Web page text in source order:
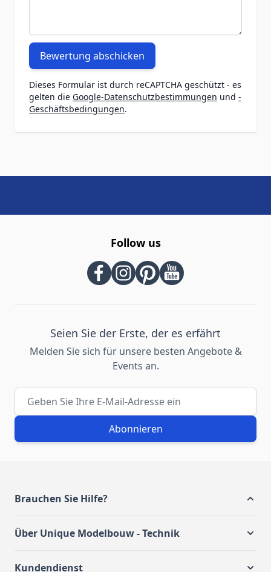
Bewertung abschicken
Dieses Formular ist durch reCAPTCHA geschützt - es
gelten die Google-Datenschutzbestimmungen und -
Geschäftsbedingungen.
Follow us
Seien Sie der Erste, der es erfährt
Melden Sie sich für unsere besten Angebote &
Events an.
E-Mail-Adresse
Abonnieren
Brauchen Sie Hilfe?
Über Unique Modelbouw - Technik
Kundendienst